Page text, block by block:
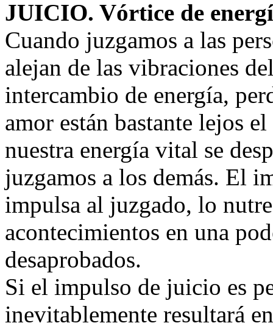
JUICIO. Vórtice de
Cuando juzgamos a las
alejan de las vibraciones
intercambio de energía,
amor están bastante lejos
nuestra energía vital se
juzgamos a los demás. El
impulsa al juzgado, lo
acontecimientos en una
desaprobados.
Si el impulso de juicio es
inevitablemente resultará